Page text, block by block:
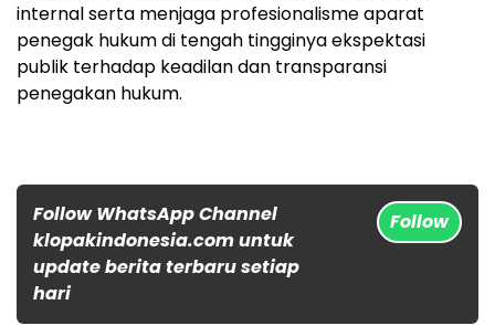
internal serta menjaga profesionalisme aparat
penegak hukum di tengah tingginya ekspektasi
publik terhadap keadilan dan transparansi
penegakan hukum.
Follow WhatsApp Channel
klopakindonesia.com untuk
update berita terbaru setiap
hari
Follow